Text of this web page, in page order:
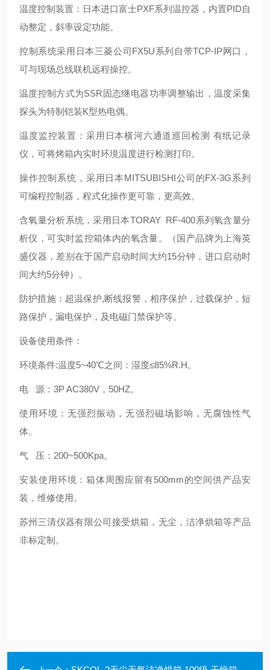
温度控制装置：日本进口富士PXF系列温控器，内置PID自
动整定，斜率设定功能。
控制系统采用日本三菱公司FX5U系列自带TCP-IP网口，
可与现场总线联机远程操控。
温度控制方式为SSR固态继电器功率调整输出，温度采集
探头为特制铠装K型热电偶。
温度监控装置：采用日本横河六通道巡回检测 有纸记录
仪，可将烤箱内实时环境温度进行检测打印。
操作控制系统，采用日本MITSUBISHI公司的FX-3G系列
可编程控制器，程式化操作更可靠，更高效。
含氧量分析系统，采用日本TORAY RF-400系列氧含量分
析仪，可实时监控箱体内的氧含量。（国产品牌为上海英
盛仪器，差别在于国产启动时间大约15分钟，进口启动时
间大约5分钟）
。
防护措施：超温保护,断线报警，相序保护，过载保护，短
路保护，漏电保护，及电磁门禁保护等。
设备使用条件：
环境条件:温度5~40℃之间：湿度≤85%R.H。
电 源：3P AC380V，50HZ。
使用环境：无强烈振动，无强烈磁场影响，无腐蚀性气
体。
气 压：200~500Kpa。
安装使用环境：箱体周围应留有500mm的空间供产品安
装，维修使用。
苏州三清仪器有限公司接受烘箱，无尘，洁净烘箱等产品
非标定制 。